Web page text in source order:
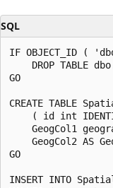
SQL
IF OBJECT_ID (
DROP TABLE
GO
CREATE TABLE
( id int
GeogCol1
GeogCol2 AS
GO
INSERT INTO